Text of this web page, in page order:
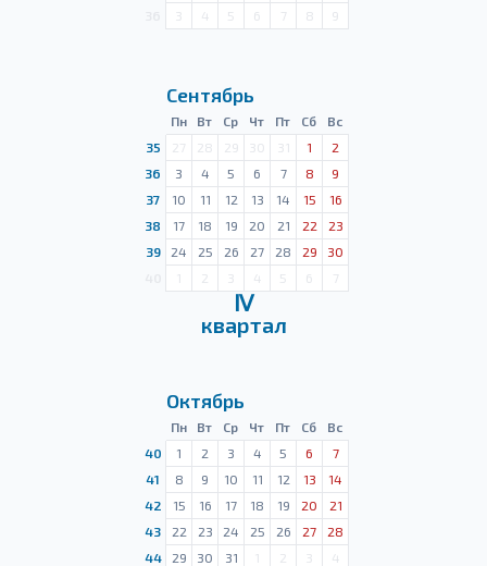
3 4 5 6 7 8 9
Сентябрь
Пн Вт Ср Чт Пт Сб
Вс
35
27 28 29 30 31 1
2
36
3 4 5 6 7 8
9
37
10 11 12 13 14 15
16
38
17 18 19 20 21 22
23
39
24 25 26 27 28 29
30
1 2 3 4 5 6 7
Ⅳ
квартал
Октябрь
Пн Вт Ср Чт Пт Сб
Вс
40
1 2 3 4 5 6
7
41
8 9 10 11 12 13
14
42
15 16 17 18 19 20
21
43
22 23 24 25 26 27
28
44
29 30 31 1 2 3
4